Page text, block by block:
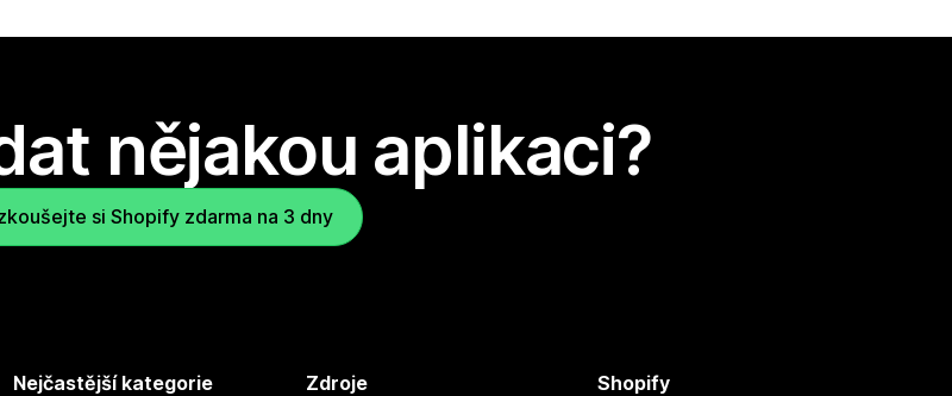
nějakou aplikaci?
si Shopify zdarma na 3 dny
Nejčastější kategorie Zdroje Shopify